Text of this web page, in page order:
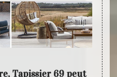
Tapissier 69 peut